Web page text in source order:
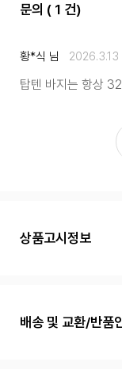
문의 ( 1 건)
황*식 님 2026.3.13
탑텐 바지는 항상
상품고시정보
배송 및 교환/반품